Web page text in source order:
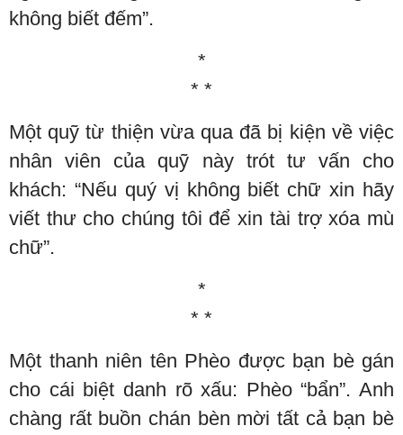
không biết đếm”.
*
* *
Một quỹ từ thiện vừa qua đã bị kiện về việc
nhân viên của quỹ này trót tư vấn cho
khách: “Nếu quý vị không biết chữ xin hãy
viết thư cho chúng tôi để xin tài trợ xóa mù
chữ”.
*
* *
Một thanh niên tên Phèo được bạn bè gán
cho cái biệt danh rõ xấu: Phèo “bẩn”. Anh
chàng rất buồn chán bèn mời tất cả bạn bè